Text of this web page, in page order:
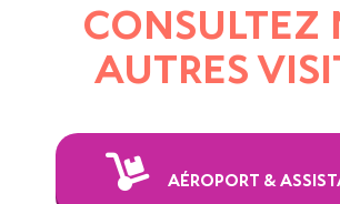
CONSULTEZ
AUTRES
AÉROPORT &